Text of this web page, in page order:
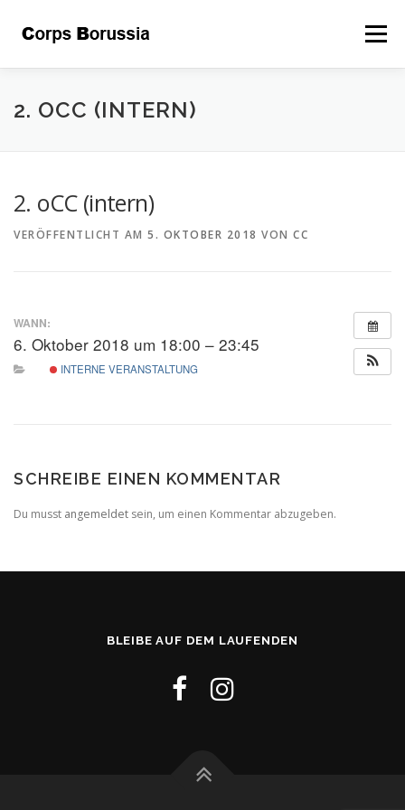
Inhalt
springen
Menü
ÜBER UNS DAS CORPS
STIFTUNG INTERNER BEREICH KALENDER
2. OCC (INTERN)
2. oCC (intern)
VERÖFFENTLICHT AM 5. OKTOBER 2018 VON CC
WANN:
6. Oktober 2018 um 18:00 – 23:45
INTERNE VERANSTALTUNG
SCHREIBE EINEN KOMMENTAR
Du musst angemeldet sein, um einen Kommentar abzugeben.
BLEIBE AUF DEM LAUFENDEN